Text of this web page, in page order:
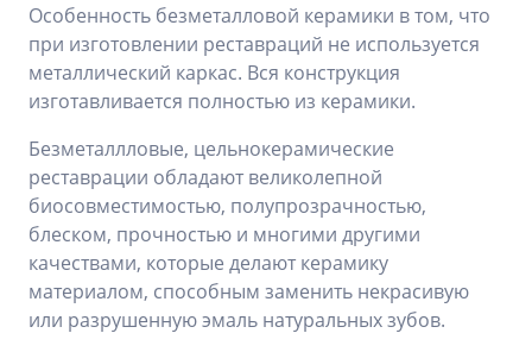
Особенность безметалловой керамики в том, что
при изготовлении реставраций не используется
металлический каркас. Вся конструкция
изготавливается полностью из керамики.
Безметаллловые, цельнокерамические
реставрации обладают великолепной
биосовместимостью, полупрозрачностью,
блеском, прочностью и многими другими
качествами, которые делают керамику
материалом, способным заменить некрасивую
или разрушенную эмаль натуральных зубов.